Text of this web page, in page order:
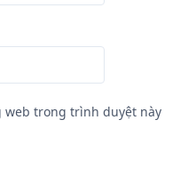
web trong trình duyệt này